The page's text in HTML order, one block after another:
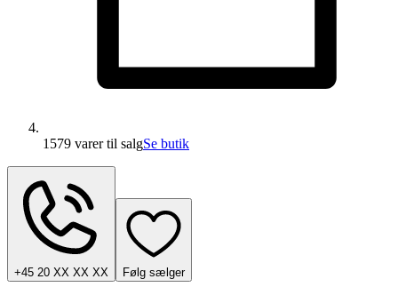
1579 varertil salgSe butik
+45 20 XX XX XX Følg sælger